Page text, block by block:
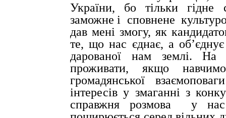
України, бо тільки гідне
заможне і сповнене
дав мені змогу, як
те, що нас єднає, а
дарованої нам землі.
проживати, якщо
громадянської
інтересів у змаганні з
справжня розмова
у